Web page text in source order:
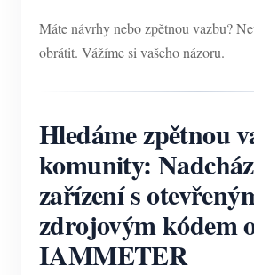
Máte návrhy nebo zpětnou vazbu?
obrátit. Vážíme si vašeho názoru.
Hledáme zpětnou
komunity:
zařízení s
zdrojovým kódem
IAMMETER